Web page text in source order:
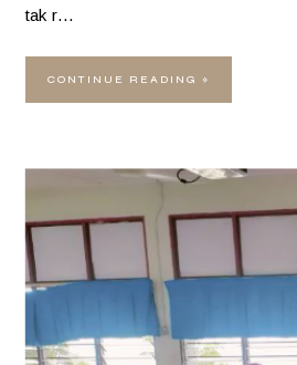
tak r…
CONTINUE READING »